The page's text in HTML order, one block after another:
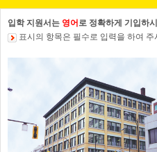
입학 지원서는 영어 로 정확하게 기입하
표시의 항목은 필수로 입력을 하여